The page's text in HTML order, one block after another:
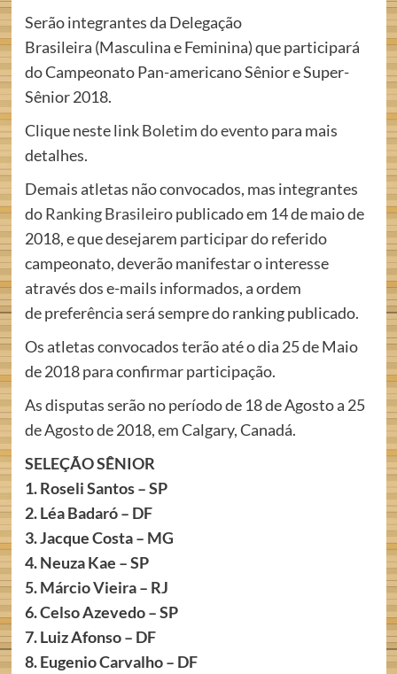
Serão integrantes da Delegação
Brasileira (Masculina e Feminina) que participará
do Campeonato Pan-americano Sênior e Super-
Sênior 2018.
Clique neste linkBoletim do eventopara mais
detalhes.
Demais atletas não convocados, mas integrantes
doRanking Brasileiropublicado em 14 de maio de
2018, e que desejarem participar do referido
campeonato, deverão manifestar o interesse
através dos e-mails informados, a ordem
de preferência será sempre do ranking publicado.
Os atletas convocados terão até o dia 25 de Maio
de 2018 para confirmar participação.
As disputas serão no período de 18 de Agosto a 25
de Agosto de 2018, em Calgary, Canadá.
SELEÇÃO SÊNIOR
1. Roseli Santos – SP
2. Léa Badaró – DF
3. Jacque Costa – MG
4. Neuza Kae – SP
5. Márcio Vieira – RJ
6. Celso Azevedo – SP
7. Luiz Afonso – DF
8. Eugenio Carvalho – DF